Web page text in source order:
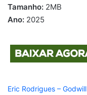
Tamanho: 2MB
Ano: 2025
Eric Rodrigues – Godwill